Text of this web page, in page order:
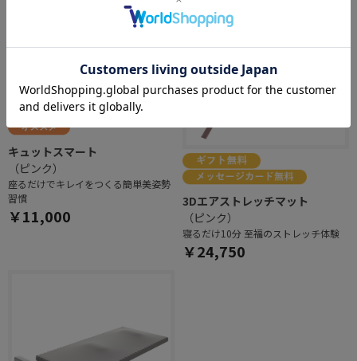
キュットスマート
（ピンク）
座るだけでキレイをつくる簡単美姿勢
習慣
￥11,000
3Dエアストレッチマット
（ピンク）
寝るだけ10分 至福のストレッチ体験
￥24,750